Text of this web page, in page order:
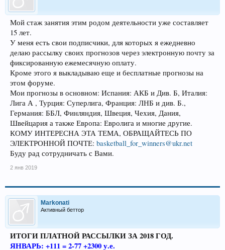
Мой стаж занятия этим родом деятельности уже составляет
15 лет.
У меня есть свои подписчики, для которых я ежедневно
делаю рассылку своих прогнозов через электронную почту за
фиксированную ежемесячную оплату.
Кроме этого я выкладываю еще и бесплатные прогнозы на
этом форуме.
Мои прогнозы в основном: Испания: АКБ и Див. Б, Италия:
Лига А , Турция: Суперлига, Франция: ЛНБ и див. Б.,
Германия: ББЛ, Финляндия, Швеция, Чехия, Дания,
Швейцария а также Европа: Евролига и многие другие.
КОМУ ИНТЕРЕСНА ЭТА ТЕМА, ОБРАЩАЙТЕСЬ ПО
ЭЛЕКТРОННОЙ ПОЧТЕ: basketball_for_winners@ukr.net
Буду рад сотрудничать с Вами.
2 янв 2019
Markonati
Активный беттор
ИТОГИ ПЛАТНОЙ РАССЫЛКИ ЗА 2018 ГОД.
ЯНВАРЬ: +111 = 2-77 +2300 у.е.